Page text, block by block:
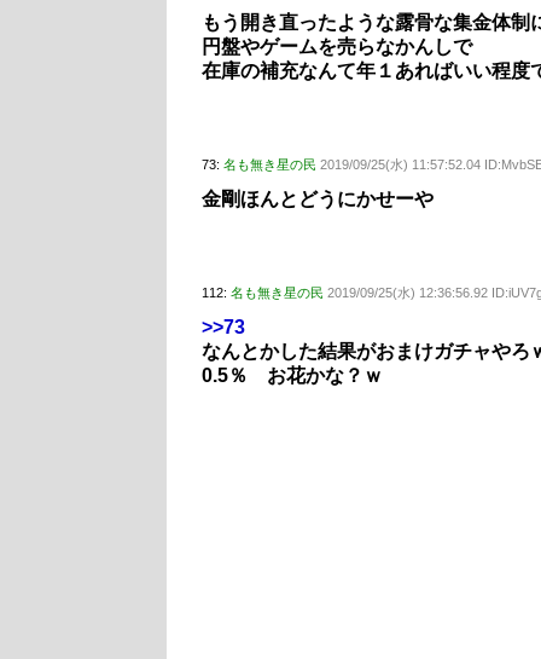
もう開き直ったような露骨な集金体制
円盤やゲームを売らなかんしで
在庫の補充なんて年１あればいい程度
73: 名も無き星の民 2019/09/25(水) 11:57:52.04
金剛ほんとどうにかせーや
112: 名も無き星の民 2019/09/25(水) 12:36:56.92
>>73
なんとかした結果がおまけガチャやろ
0.5％ お花かな？ｗ